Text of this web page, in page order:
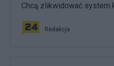
Chcą zlikwidować system
Redakcja